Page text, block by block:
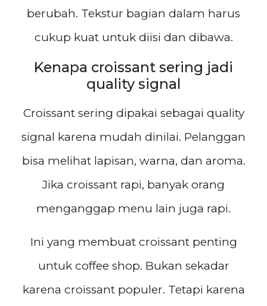
berubah. Tekstur bagian dalam harus
cukup kuat untuk diisi dan dibawa.
Kenapa croissant sering jadi
quality signal
Croissant sering dipakai sebagai quality
signal karena mudah dinilai. Pelanggan
bisa melihat lapisan, warna, dan aroma.
Jika croissant rapi, banyak orang
menganggap menu lain juga rapi.
Ini yang membuat croissant penting
untuk coffee shop. Bukan sekadar
karena croissant populer. Tetapi karena